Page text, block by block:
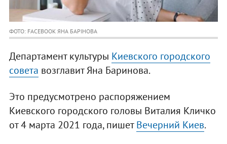
ФОТО: FACEBOOK ЯНА БАРІНОВА
Департамент культуры Киевского городского
совета возглавит Яна Баринова.
Это предусмотрено распоряжением
Киевского городского головы Виталия Кличко
от 4 марта 2021 года, пишетВечерний Киев.